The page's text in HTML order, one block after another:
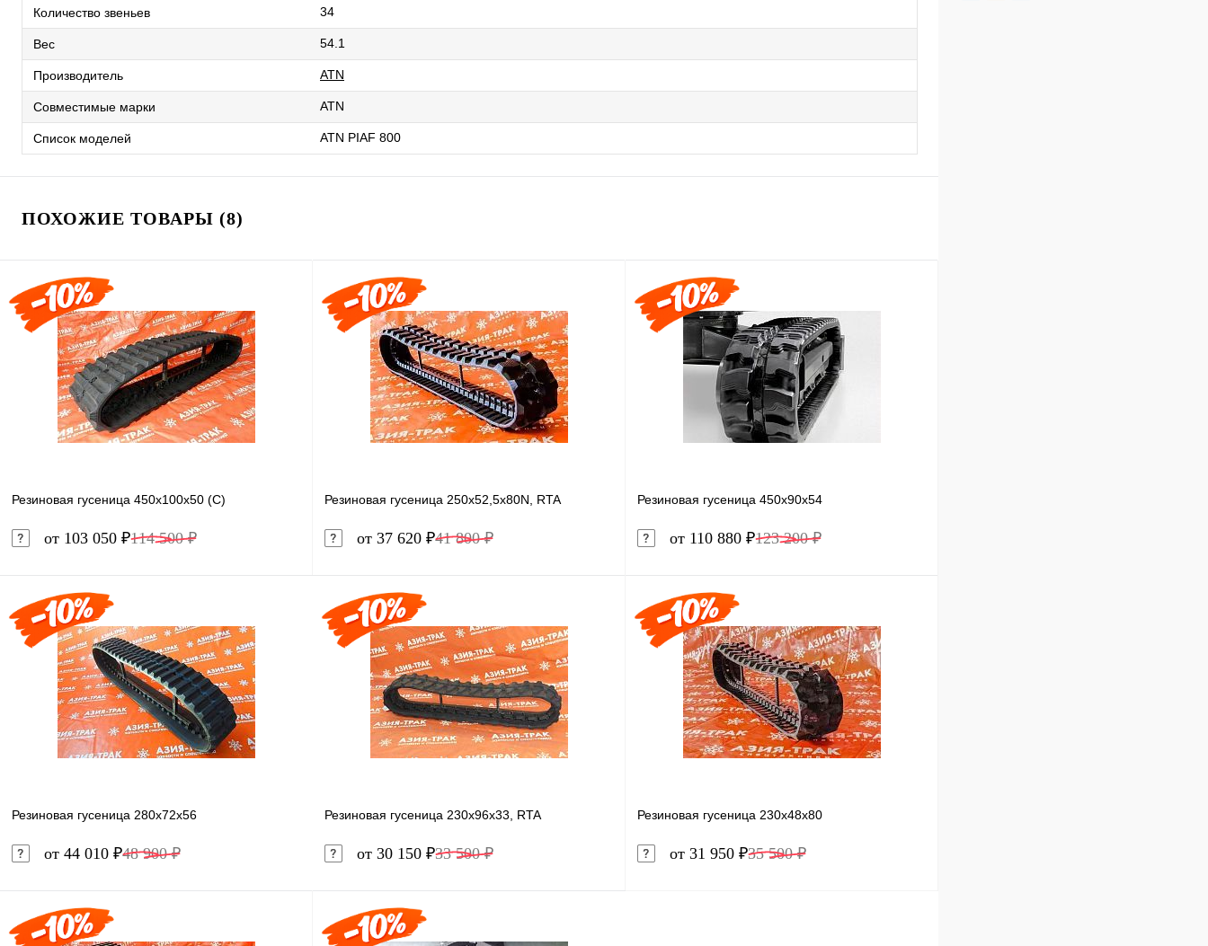
Количество звеньев 34
Вес 54.1
Производитель ATN
Совместимые марки ATN
Список моделей ATN PIAF 800
ПОХОЖИЕ ТОВАРЫ (8)
Резиновая гусеница 450x100x50 (C)
от 103 050 ₽114 500 ₽
Купить в 1 клик Сравнение
В избранное В наличии
Резиновая гусеница 250x52,5x80N, RTA
от 37 620 ₽41 800 ₽
Купить в 1 клик Сравнение
В избранное В наличии
Резиновая гусеница 450x90x54
от 110 880 ₽123 200 ₽
Купить в 1 клик Сравнение
В избранное Под заказ
Резиновая гусеница 280x72x56
от 44 010 ₽48 900 ₽
Резиновая гусеница 230x96x33, RTA
от 30 150 ₽33 500 ₽
Резиновая гусеница 230x48x80
от 31 950 ₽35 500 ₽